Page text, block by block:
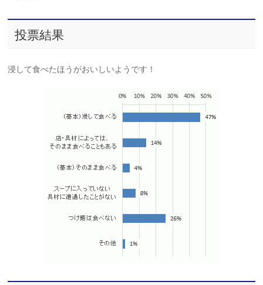
投票結果
浸して食べたほうがおいしいようです！